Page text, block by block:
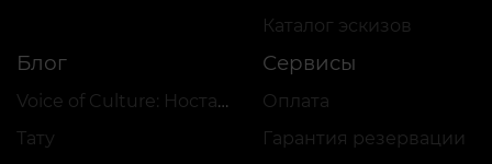
Каталог эскизов
Блог
Voice of Culture: Ностальгия по 2000-м
Тату
Сервисы
Оплата
Гарантия резервации